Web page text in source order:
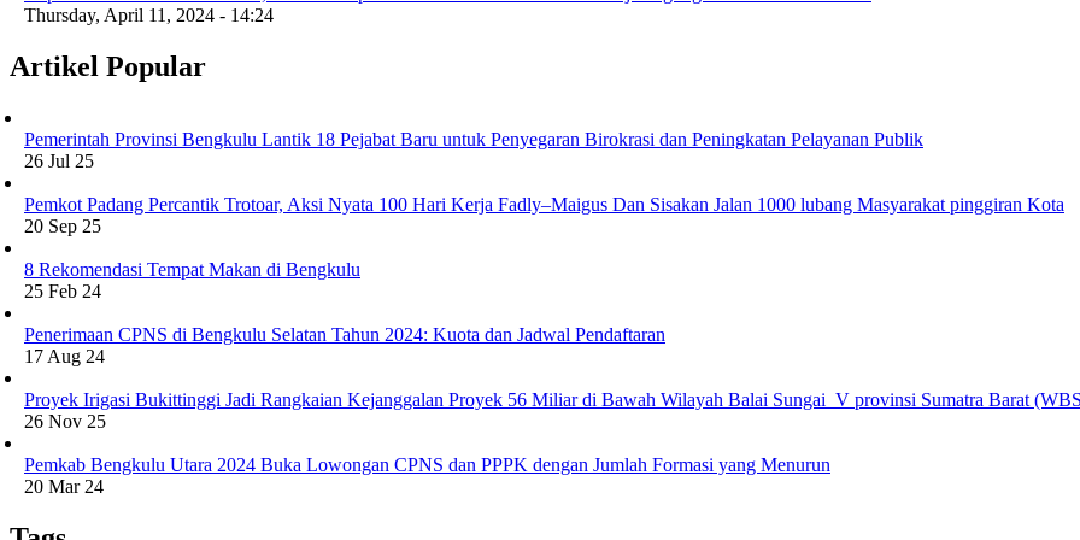
Thursday, April 11, 2024 - 14:24
Artikel Popular
Pemerintah Provinsi Bengkulu Lantik 18 Pejabat Baru untuk Penyegaran Birokrasi dan Peningkatan Pelayanan Publik
26 Jul 25
Pemkot Padang Percantik Trotoar, Aksi Nyata 100 Hari Kerja Fadly–Maigus Dan Sisakan Jalan 1000 lubang Masyarakat pinggiran Kota
20 Sep 25
8 Rekomendasi Tempat Makan di Bengkulu
25 Feb 24
Penerimaan CPNS di Bengkulu Selatan Tahun 2024: Kuota dan Jadwal Pendaftaran
17 Aug 24
Proyek Irigasi Bukittinggi Jadi Rangkaian Kejanggalan Proyek 56 Miliar di Bawah Wilayah Balai Sungai V provinsi Sumatra Barat
26 Nov 25
Pemkab Bengkulu Utara 2024 Buka Lowongan CPNS dan PPPK dengan Jumlah Formasi yang Menurun
20 Mar 24